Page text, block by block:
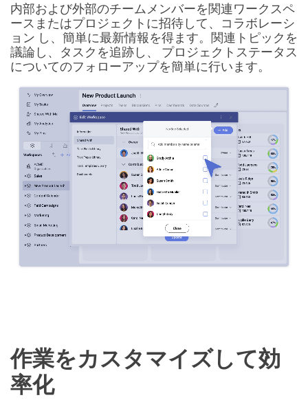
内部および外部のチームメンバーを関連ワークスペ
ースまたはプロジェクトに招待して、コラボレーシ
ョン し、簡単に最新情報を得ます。関連トピックを
議論し、タスクを追跡し、 プロジェクトステータス
についてのフォローアップを簡単に行います。
作業をカスタマイズして効
率化